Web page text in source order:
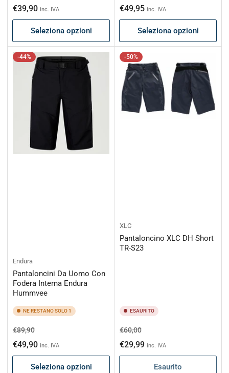
di
listino
scontato
€39,90 inc. IVA
Seleziona opzioni
di
listino
scontato
€49,95 inc. IVA
Seleziona opzioni
-44%
Endura
Pantaloncini Da Uomo Con
Fodera Interna Endura
Hummvee
NE RESTANO SOLO 1
Prezzo
di
listino
€89,90Prezzo
scontato
€49,90 inc. IVA
Seleziona opzioni
-50%
XLC
Pantaloncino XLC DH Short
TR-S23
ESAURITO
Prezzo
di
listino
€60,00Prezzo
scontato
€29,99 inc. IVA
Esaurito